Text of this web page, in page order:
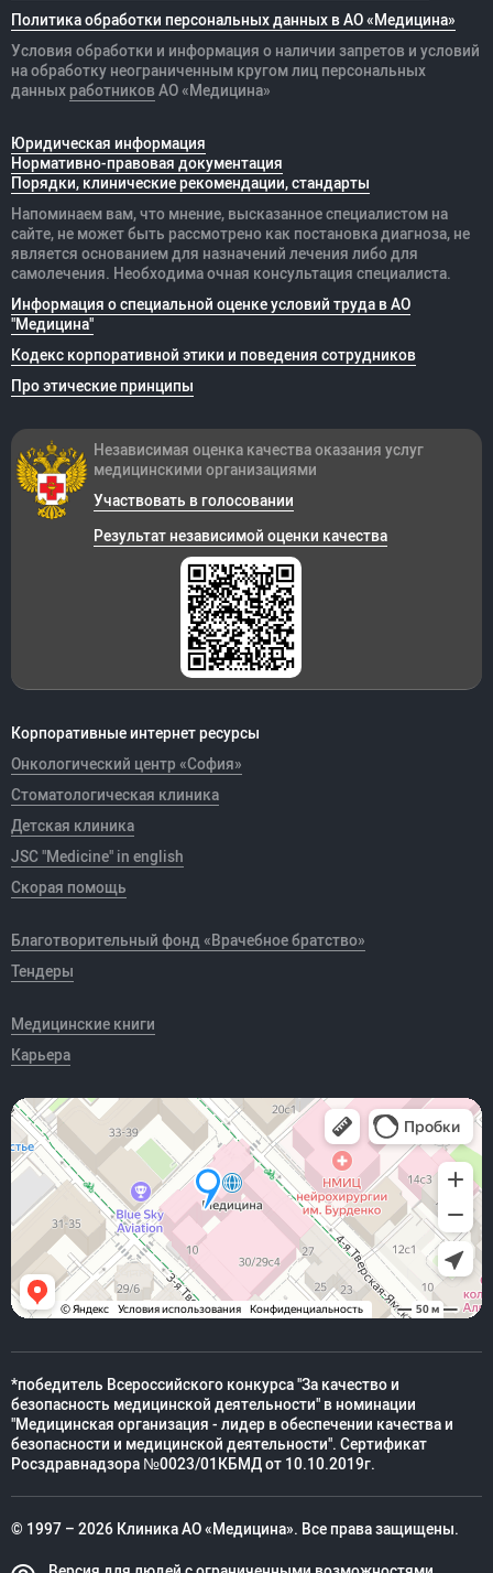
Политика обработки персональных данных в АО «Медицина»
Условия обработки и информация о наличии запретов и условий
на обработку неограниченным кругом лиц персональных
данных работников АО «Медицина»
Юридическая информация
Нормативно-правовая документация
Порядки, клинические рекомендации, стандарты
Напоминаем вам, что мнение, высказанное специалистом на
сайте, не может быть рассмотрено как постановка диагноза, не
является основанием для назначений лечения либо для
самолечения. Необходима очная консультация специалиста.
Информация о специальной оценке условий труда в АО
"Медицина"
Кодекс корпоративной этики и поведения сотрудников
Про этические принципы
Корпоративные интернет ресурсы
Онкологический центр «София»
Стоматологическая клиника
Детская клиника
JSC "Medicine" in english
Скорая помощь
Благотворительный фонд «Врачебное братство»
Тендеры
Медицинские книги
Карьера
Независимая оценка качества оказания услуг
медицинскими организациями
Участвовать в голосовании
Результат независимой оценки качества
*победитель Всероссийского конкурса "За качество и
безопасность медицинской деятельности" в номинации
"Медицинская организация - лидер в обеспечении качества и
безопасности и медицинской деятельности". Сертификат
Росздравнадзора №0023/01КБМД от 10.10.2019г.
© 1997 – 2026 Клиника АО «Медицина». Все права защищены.